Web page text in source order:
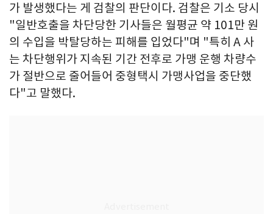
가 발생했다는 게 검찰의 판단이다. 검찰은 기소 당시
"일반호출을 차단당한 기사들은 월평균 약 101만 원
의 수입을 박탈당하는 피해를 입었다"며 "특히 A 사
는 차단행위가 지속된 기간 전후로 가맹 운행 차량수
가 절반으로 줄어들어 중형택시 가맹사업을 중단했
다"고 말했다.